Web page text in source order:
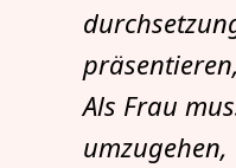
Als Frau